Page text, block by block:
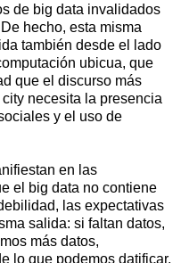
de big data invalidados
hecho, esta misma
también desde el lado
ubicua, que
que el discurso más
necesita la presencia
y el uso de
en las
el big data no contiene
las expectativas
salida: si faltan datos,
más datos,
lo que podemos datificar,